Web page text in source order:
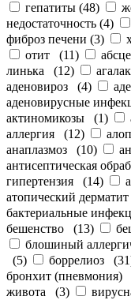
гепатиты (48)
недостаточность (4)
фиброз печени (3)
отит (11)
линька (12)
аденовироз (4)
аденовирусные
актиномикозы (1)
аллергия (12)
анаплазмоз (10)
антисептическая
гипертензия (14)
атопический дерматит
бактериальные
бешенство (13)
блошиный
(5) боррелиоз (31
бронхит (пневмония)
живота (3)